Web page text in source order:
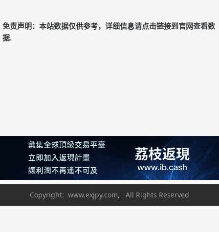
免责声明：本站数据仅供参考，详细信息请点击链接到官网查看数
据.
Copyright: www.exjpy.com, All Rights Reserved